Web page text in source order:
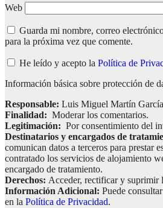
Web
Guarda mi nombre, correo
para la próxima vez que comente.
He leído y acepto la Política de
Información básica sobre protección de
Responsable: Luis Miguel Martín
Finalidad: Moderar los comentarios.
Legitimación: Por consentimiento del
Destinatarios y encargados de
comunican datos a terceros para prestar
contratado los servicios de alojamiento
encargado de tratamiento.
Derechos: Acceder, rectificar y suprimir
Información Adicional: Puede
en la Política de Privacidad.